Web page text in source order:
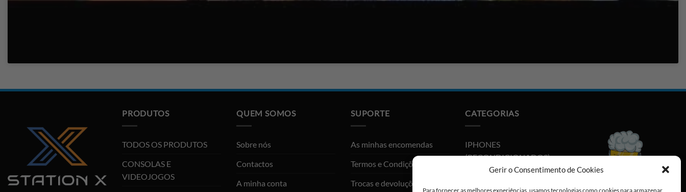
Gerir o Consentimento de Cookies
Para fornecer as melhores experiências, usamos tecnologias como cookies para armazenar
PRODUTOS
TODOS OS PRODUTOS
CONSOLAS E
VIDEOJOGOS
QUEM SOMOS
Sobre nós
Contactos
A minha conta
SUPORTE
As minhas encomendas
Termos e Condições
Trocas e devoluções
CATEGORIAS
IPHONES
(RECONDICIONADOS)